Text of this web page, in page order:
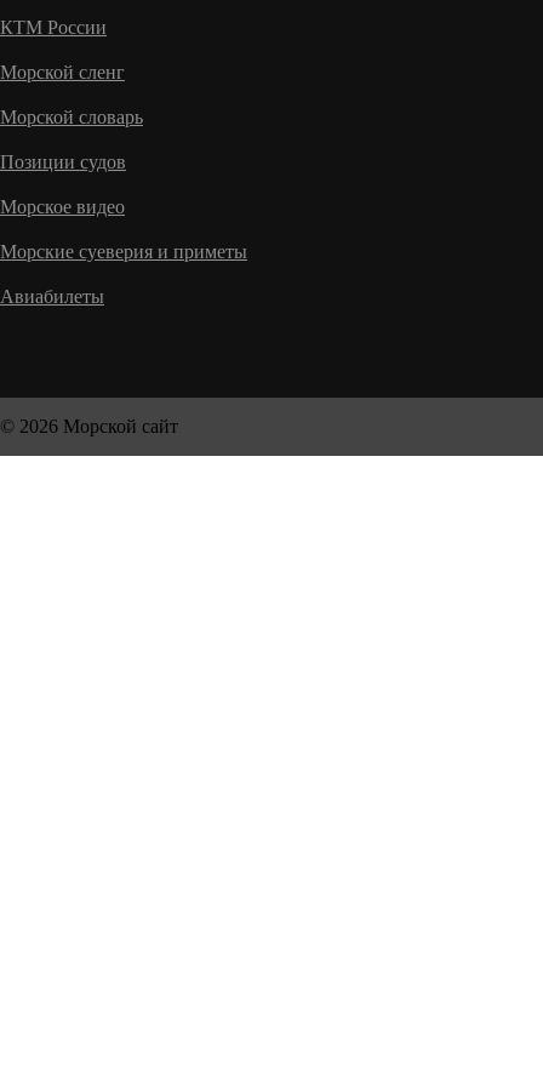
КТМ России
Морской сленг
Морской словарь
Позиции судов
Морское видео
Морские суеверия и приметы
Авиабилеты
© 2026 Морской сайт